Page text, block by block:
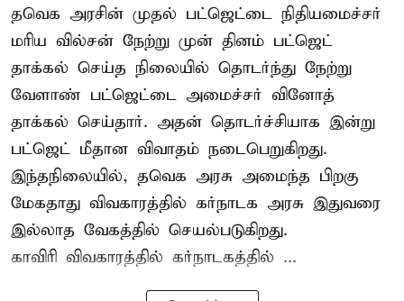
தவெக அரசின் முதல் பட்ஜெட்டை நிதியமைச்சர்
மரிய வில்சன் நேற்று முன் தினம் பட்ஜெட்
தாக்கல் செய்த நிலையில் தொடர்ந்து நேற்று
வேளாண் பட்ஜெட்டை அமைச்சர் வினோத்
தாக்கல் செய்தார். அதன் தொடர்ச்சியாக இன்று
பட்ஜெட் மீதான விவாதம் நடைபெறுகிறது.
இந்தநிலையில், தவெக அரசு அமைந்த பிறகு
மேகதாது விவகாரத்தில் கர்நாடக அரசு இதுவரை
இல்லாத வேகத்தில் செயல்படுகிறது.
காவிரி விவகாரத்தில் கர்நாடகத்தில் ...